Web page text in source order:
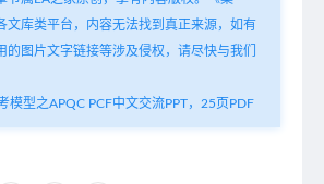
文库类平台，内容无法找到真正来源，如有
的图片文字链接等涉及侵权，请尽快与我们
模型之APQC PCF中文交流PPT，25页PDF